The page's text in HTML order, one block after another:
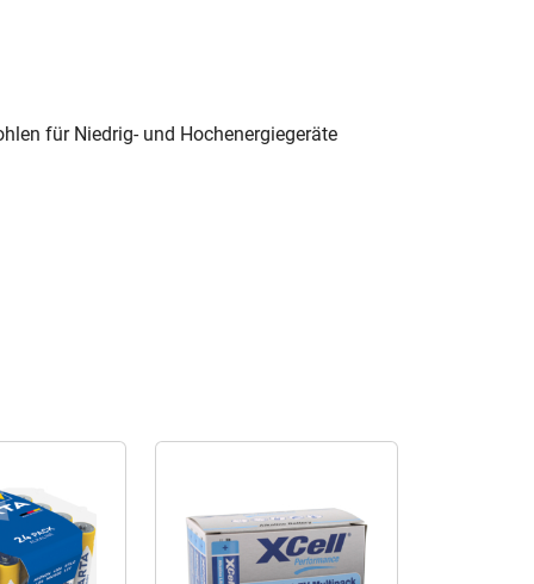
für Niedrig- und Hochenergiegeräte